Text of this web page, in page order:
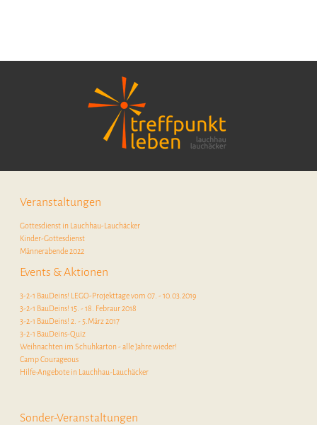
Veranstaltungen
Gottesdienst in Lauchhau-Lauchäcker
Kinder-Gottesdienst
Männerabende 2022
Events & Aktionen
3-2-1 BauDeins! LEGO-Projekttage vom 07. - 10.03.2019
3-2-1 BauDeins! 15. - 18. Febraur 2018
3-2-1 BauDeins! 2. - 5.März 2017
3-2-1 BauDeins-Quiz
Weihnachten im Schuhkarton - alle Jahre wieder!
Camp Courageous
Hilfe-Angebote in Lauchhau-Lauchäcker
Sonder-Veranstaltungen